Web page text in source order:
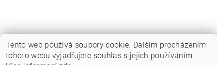
Tento web používá soubory cookie. Dalším procházením
tohoto webu vyjadřujete souhlas s jejich používáním..